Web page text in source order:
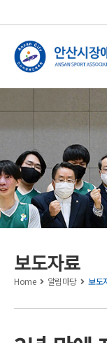
알림마당
공지사항
행사/대회일정
보도자료
Home 알림마당 보도